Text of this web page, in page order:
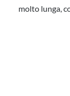
molto lunga,